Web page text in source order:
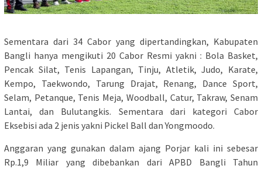
Sementara dari 34 Cabor yang dipertandingkan, Kabupaten
Bangli hanya mengikuti 20 Cabor Resmi yakni : Bola Basket,
Pencak Silat, Tenis Lapangan, Tinju, Atletik, Judo, Karate,
Kempo, Taekwondo, Tarung Drajat, Renang, Dance Sport,
Selam, Petanque, Tenis Meja, Woodball, Catur, Takraw, Senam
Lantai, dan Bulutangkis. Sementara dari kategori Cabor
Eksebisi ada 2 jenis yakni Pickel Ball dan Yongmoodo.
Anggaran yang gunakan dalam ajang Porjar kali ini sebesar
Rp.1,9 Miliar yang dibebankan dari APBD Bangli Tahun